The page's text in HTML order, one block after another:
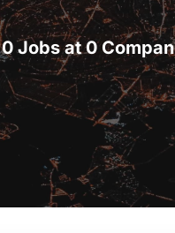
0 Jobs at 0